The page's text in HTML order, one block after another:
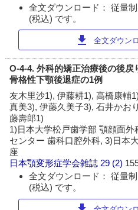
全文ダウンロード： 従量
(税込) です。
download 全文ダウン
O-4-4. 外科的矯正治療後の後
骨格性下顎後退症の1例
友木里沙1), 伊藤耕1), 高橋康輔
真美3), 伊藤久美子3), 石井かお
藤壽郎1)
1)日本大学松戸歯学部 顎顔面
センター 歯科口腔外科, 3)日本
座
日本顎変形症学会雑誌 29 (2)
全文ダウンロード： 従量
(税込) です。